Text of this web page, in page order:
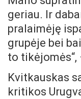
geriau. Ir
pralaimėję
grupėje bei
to
Kvitkauskas
kritikos